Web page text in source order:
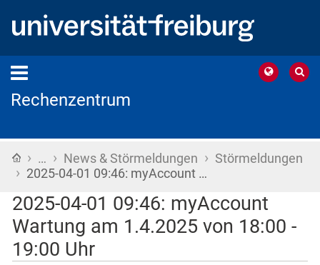
Rechenzentrum
Startseite
› … › News & Störmeldungen › Störmeldungen
› 2025-04-01 09:46: myAccount …
2025-04-01 09:46: myAccount
Wartung am 1.4.2025 von 18:00 -
19:00 Uhr